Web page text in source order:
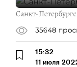
Санкт-
35648
15:32
11 июля